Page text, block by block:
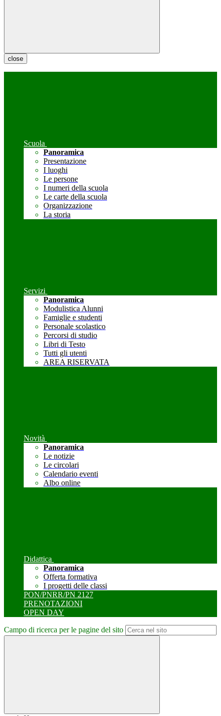
close
Scuola
Panoramica
Presentazione
I luoghi
Le persone
I numeri della scuola
Le carte della scuola
Organizzazione
La storia
Servizi
Panoramica
Modulistica Alunni
Famiglie e studenti
Personale scolastico
Percorsi di studio
Libri di Testo
Tutti gli utenti
AREA RISERVATA
Novità
Panoramica
Le notizie
Le circolari
Calendario eventi
Albo online
Didattica
Panoramica
Offerta formativa
I progetti delle classi
PON/PNRR/PN 2127
PRENOTAZIONI
OPEN DAY
Campo di ricerca per le pagine del sito